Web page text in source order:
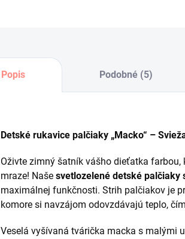
Popis Podobné (5)
Detské rukavice palčiaky „Macko“ –
Oživte zimný šatník vášho dieťatka
mraze! Naše svetlozelené detské palčiaky
maximálnej funkčnosti. Strih palčiakov je
komore si navzájom odovzdávajú teplo,
Veselá vyšívaná tvárička macka s malými